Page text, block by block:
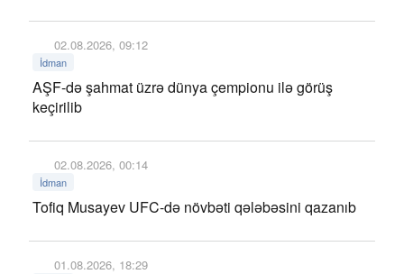
02.08.2026, 09:12
İdman
AŞF-də şahmat üzrə dünya çempionu ilə görüş
keçirilib
02.08.2026, 00:14
İdman
Tofiq Musayev UFC-də növbəti qələbəsini qazanıb
01.08.2026, 18:29